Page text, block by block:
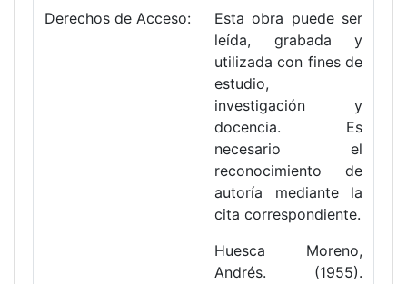
Derechos de Acceso:
Esta obra puede ser
leída, grabada y
utilizada con fines de
estudio,
investigación y
docencia. Es
necesario el
reconocimiento de
autoría mediante la
cita correspondiente.
Huesca Moreno,
Andrés. (1955).